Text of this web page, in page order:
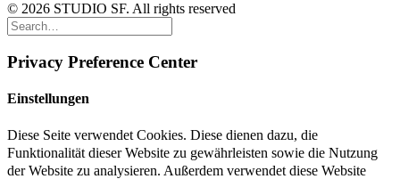
© 2026 STUDIO SF. All rights reserved
Privacy Preference Center
Einstellungen
Diese Seite verwendet Cookies. Diese dienen dazu, die
Funktionalität dieser Website zu gewährleisten sowie die Nutzung
der Website zu analysieren. Außerdem verwendet diese Website